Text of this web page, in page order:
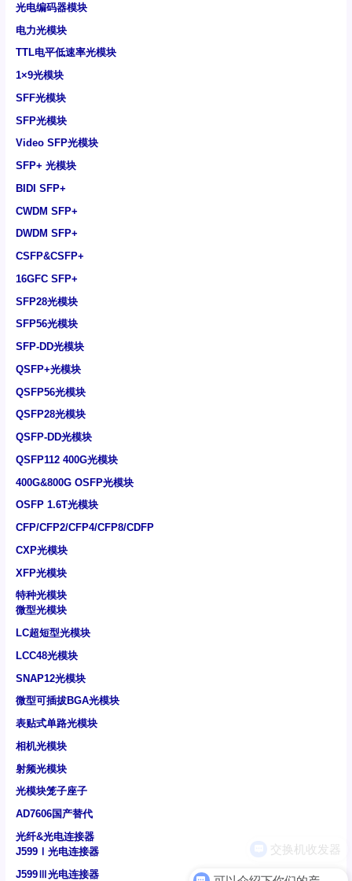
光电编码器模块
电力光模块
TTL电平低速率光模块
1×9光模块
SFF光模块
SFP光模块
Video SFP光模块
SFP+ 光模块
BIDI SFP+
CWDM SFP+
DWDM SFP+
CSFP&CSFP+
16GFC SFP+
SFP28光模块
SFP56光模块
SFP-DD光模块
QSFP+光模块
QSFP56光模块
QSFP28光模块
QSFP-DD光模块
QSFP112 400G光模块
400G&800G OSFP光模块
OSFP 1.6T光模块
CFP/CFP2/CFP4/CFP8/CDFP
CXP光模块
XFP光模块
特种光模块
微型光模块
LC超短型光模块
LCC48光模块
SNAP12光模块
微型可插拔BGA光模块
表贴式单路光模块
相机光模块
射频光模块
光模块笼子座子
AD7606国产替代
光纤&光电连接器
J599Ⅰ光电连接器
J599Ⅲ光电连接器
可以介绍下你们的产品么